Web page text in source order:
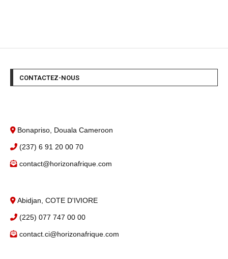
CONTACTEZ-NOUS
Bonapriso, Douala Cameroon
(237) 6 91 20 00 70
contact@horizonafrique.com
Abidjan, COTE D'IVIORE
(225) 077 747 00 00
contact.ci@horizonafrique.com